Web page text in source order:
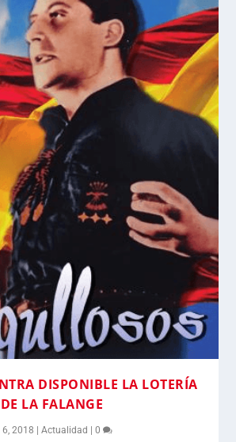
DISPONIBLE LA LOTERÍA
LA FALANGE
6, 2018 |Actualidad |0